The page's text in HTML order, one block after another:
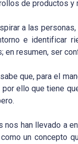
de productos y
a las
e identificar
en resumen, ser
que, para el
por ello que tiene
nos han llevado a
un concepto